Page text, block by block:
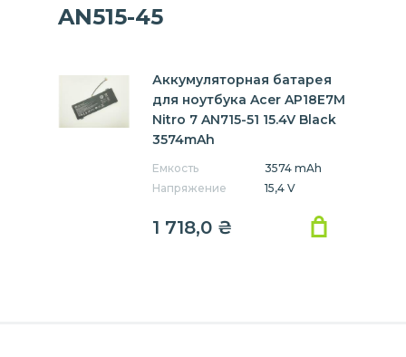
AN515-45
Аккумуляторная батарея
для ноутбука Acer AP18E7M
Nitro 7 AN715-51 15.4V Black
3574mAh
Емкость
3574 mAh
Напряжение
15,4 V
1 718,0 ₴